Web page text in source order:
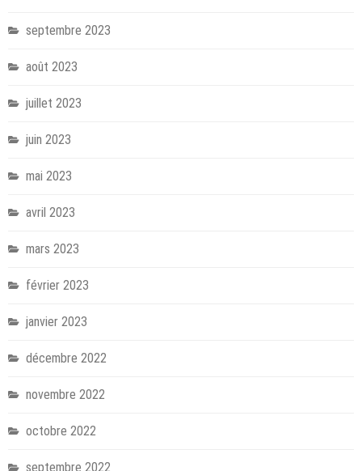
septembre 2023
août 2023
juillet 2023
juin 2023
mai 2023
avril 2023
mars 2023
février 2023
janvier 2023
décembre 2022
novembre 2022
octobre 2022
septembre 2022